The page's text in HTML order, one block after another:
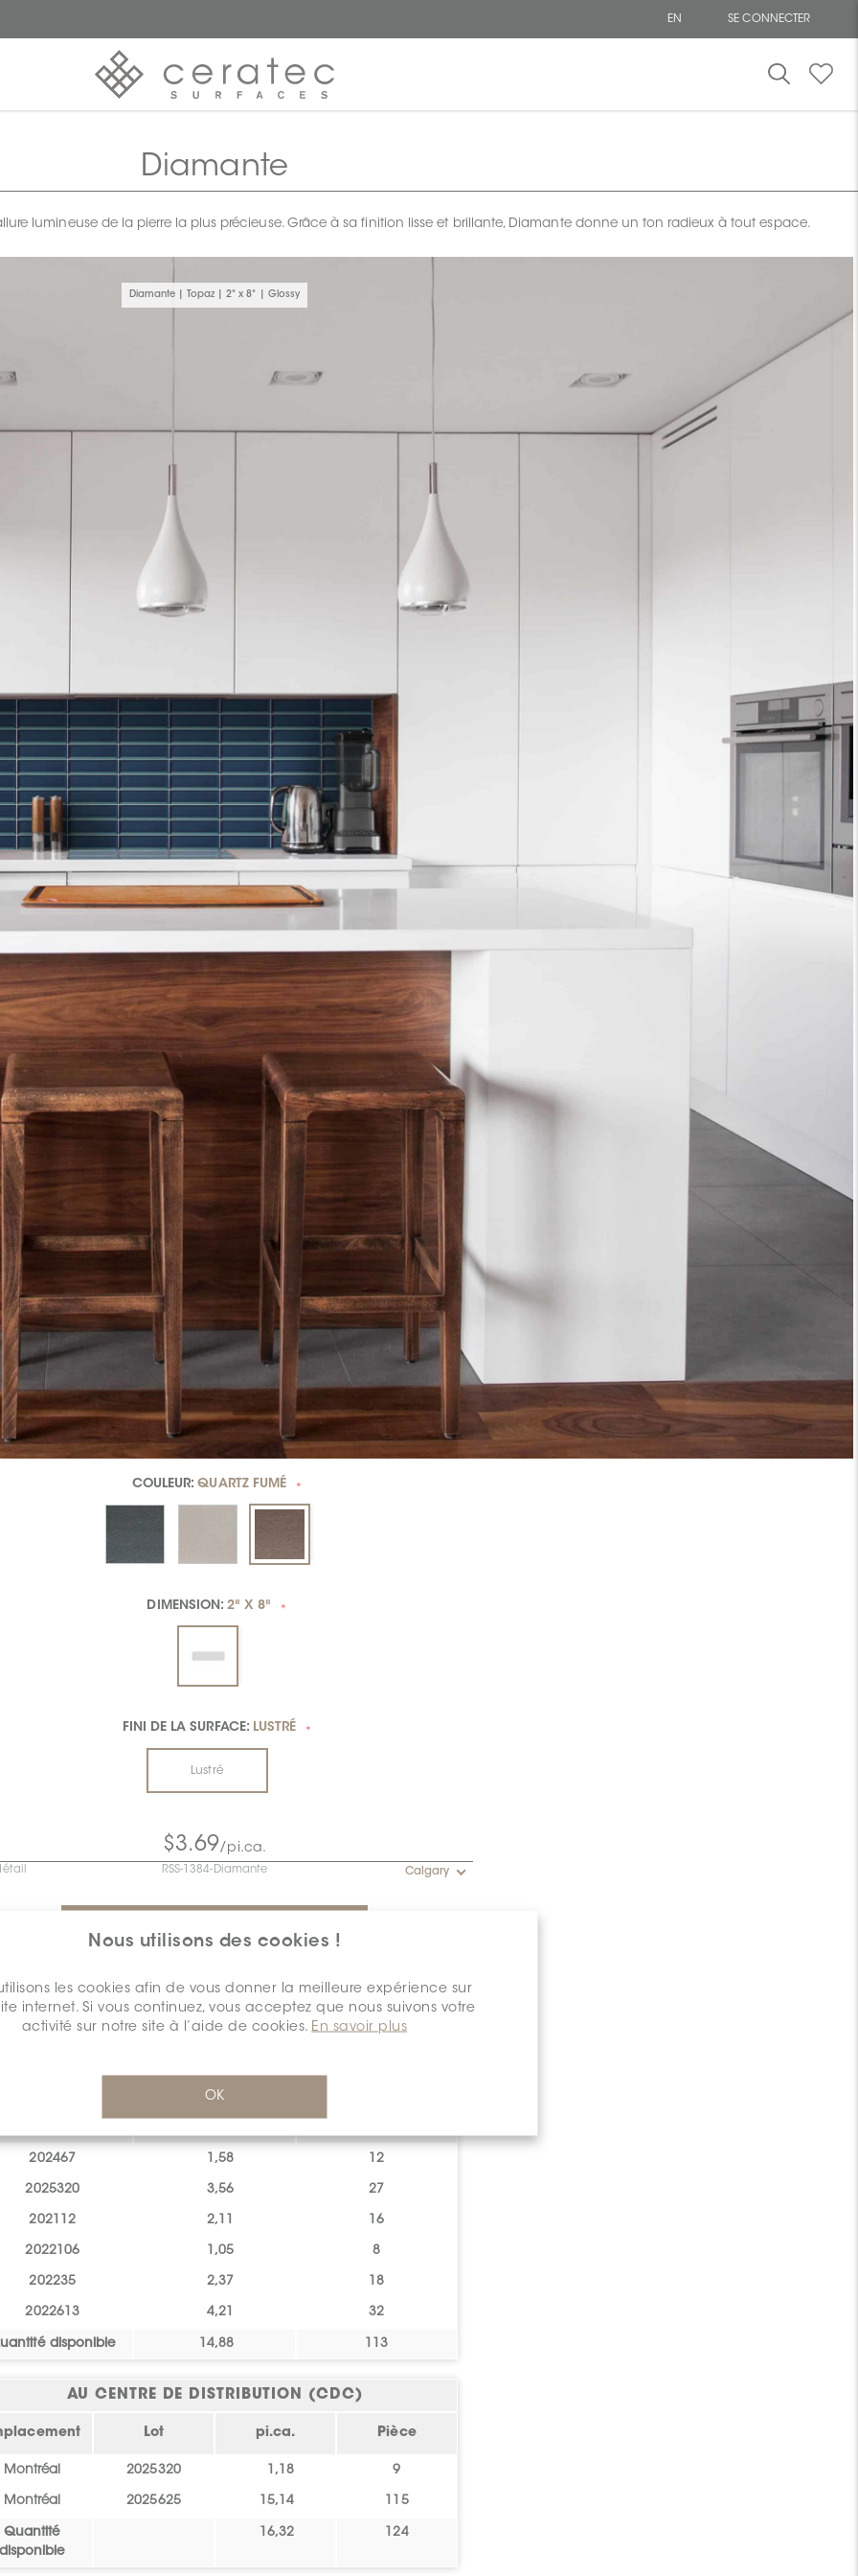
EN SE CONNECTER
Nous utilisons des cookies !
les cookies afin de vous donner la meilleure expérience sur
internet. Si vous continuez, vous acceptez que nous suivons votre
activité sur notre site à l’aide de cookies. En savoir plus
OK
Diamante
lumineuse de la pierre la plus précieuse. Grâce à sa finition lisse et brillante, Diamante donne un ton radieux à tout espace.
Diamante | Topaz | 2" x 8" | Glossy
COULEUR:QUARTZ FUMÉ *
DIMENSION:2" X 8" *
FINI DE LA SURFACE: LUSTRÉ *
Lustré
$3.69/pi.ca.
RSS-1384-Diamante Calgary
INVENTAIRE - QUANTITÉ DISPONIBLE
pi.ca.
202467 1,58 12
2025320 3,56 27
202112 2,11 16
2022106 1,05 8
202235 2,37 18
2022613 4,21 32
disponible 14,88 113
AU CENTRE DE DISTRIBUTION (CDC)
Lot pi.ca. Pièce
Montréal 2025320 1,18 9
Montréal 2025625 15,14 115
Quantité
16,32 124